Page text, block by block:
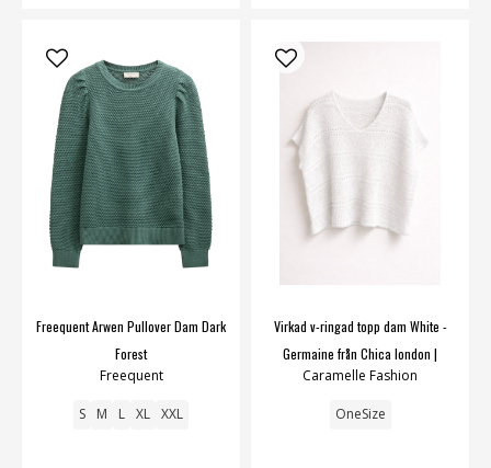
Freequent Arwen Pullover Dam Dark
Forest
Freequent
S M L XL XXL
Virkad v-ringad topp dam White -
Germaine från Chica london |
Smilebutiken
Caramelle Fashion
OneSize